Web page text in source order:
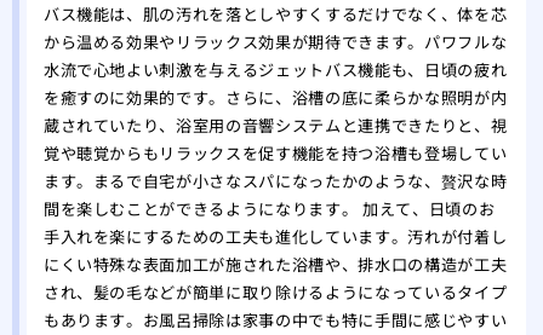
バス機能は、肌の汚れを落としやすくするだけでなく、体を芯
から温める効果やリラックス効果が期待できます。パワフルな
水流で心地よい刺激を与えるジェットバス機能も、日頃の疲れ
を癒すのに効果的です。さらに、浴槽の底に柔らかな照明が内
蔵されていたり、浴室用の音響システムと連携できたりと、視
覚や聴覚からもリラックスを促す機能を持つ浴槽も登場してい
ます。まるで自宅が小さなスパになったかのような、贅沢な時
間を楽しむことができるようになります。 加えて、日頃のお
手入れを楽にするための工夫も進化しています。汚れが付着し
にくい特殊な表面加工が施された浴槽や、排水口の構造が工夫
され、髪の毛などが簡単に取り除けるようになっているタイプ
もあります。お風呂掃除は家事の中でも特に手間に感じやすい